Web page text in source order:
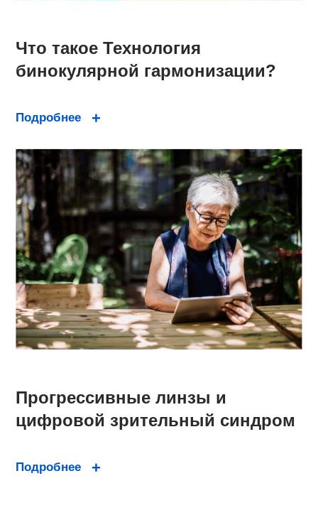
Что такое Технология
бинокулярной гармонизации?
Подробнее
Прогрессивные линзы и
цифровой зрительный синдром
Подробнее